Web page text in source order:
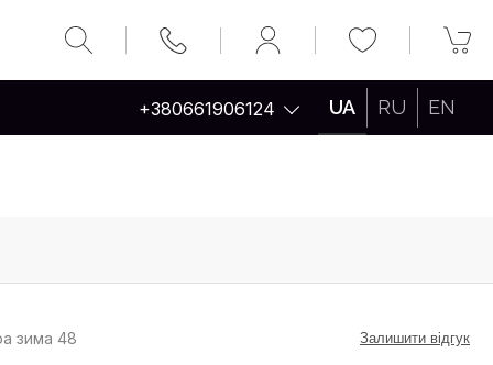
+380661906124 UA RU EN
зима 48 Залишити відгук